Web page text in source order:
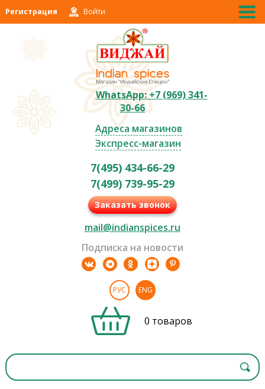
Регистрация Войти
WhatsApp: +7 (969) 341-
30-66
Адреса магазинов
Экспресс-магазин
7(495) 434-66-29
7(499) 739-95-29
Заказать звонок
mail@indianspices.ru
Подписка на новости
РУС ENG
0 товаров